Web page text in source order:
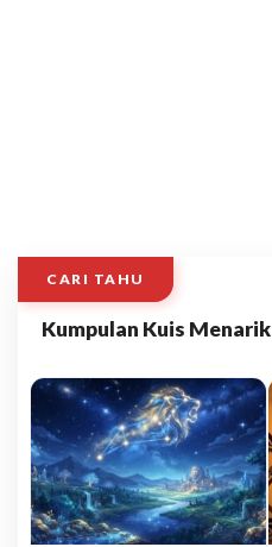
CARI TAHU
Kumpulan Kuis Menarik